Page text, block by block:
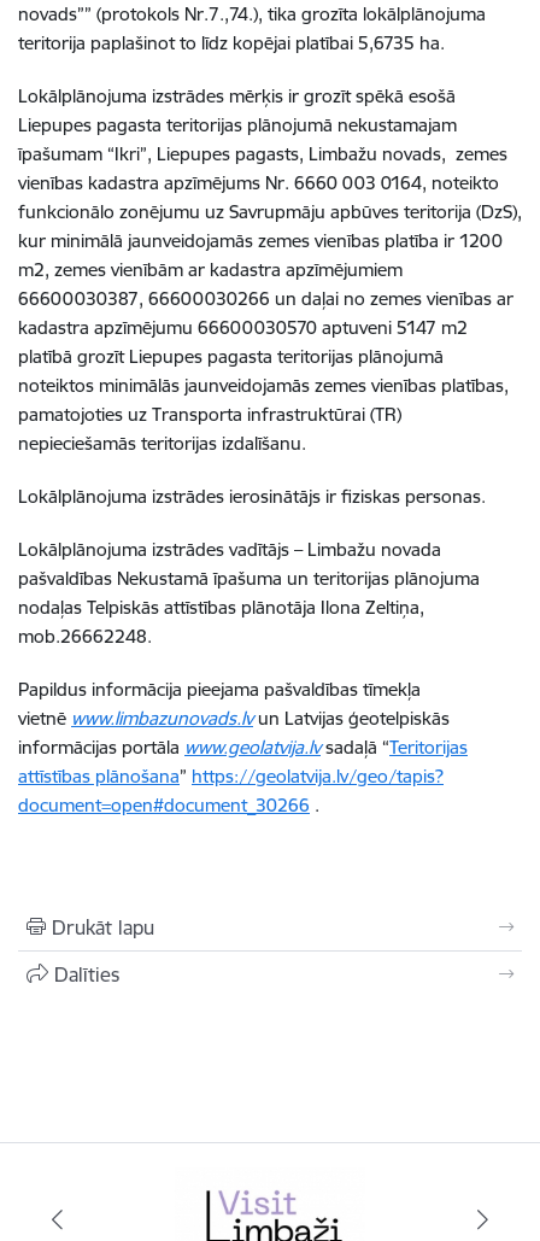
novads”” (protokols Nr.7.,74.), tika grozīta lokālplānojuma
teritorija paplašinot to līdz kopējai platībai 5,6735 ha.
Lokālplānojuma izstrādes mērķis ir grozīt spēkā esošā
Liepupes pagasta teritorijas plānojumā nekustamajam
īpašumam “Ikri”, Liepupes pagasts, Limbažu novads, zemes
vienības kadastra apzīmējums Nr. 6660 003 0164, noteikto
funkcionālo zonējumu uz Savrupmāju apbūves teritorija (DzS),
kur minimālā jaunveidojamās zemes vienības platība ir 1200
m2, zemes vienībām ar kadastra apzīmējumiem
66600030387, 66600030266 un daļai no zemes vienības ar
kadastra apzīmējumu 66600030570 aptuveni 5147 m2
platībā grozīt Liepupes pagasta teritorijas plānojumā
noteiktos minimālās jaunveidojamās zemes vienības platības,
pamatojoties uz Transporta infrastruktūrai (TR)
nepieciešamās teritorijas izdalīšanu.
Lokālplānojuma izstrādes ierosinātājs ir fiziskas personas.
Lokālplānojuma izstrādes vadītājs – Limbažu novada
pašvaldības Nekustamā īpašuma un teritorijas plānojuma
nodaļas Telpiskās attīstības plānotāja Ilona Zeltiņa,
mob.26662248.
Papildus informācija pieejama pašvaldības tīmekļa
vietnē www.limbazunovads.lvun Latvijas ģeotelpiskās
informācijas portāla www.geolatvija.lvsadaļā “Teritorijas
attīstības plānošana” https://geolatvija.lv/geo/tapis?
document=open#document_30266 .
Drukāt lapu
Dalīties